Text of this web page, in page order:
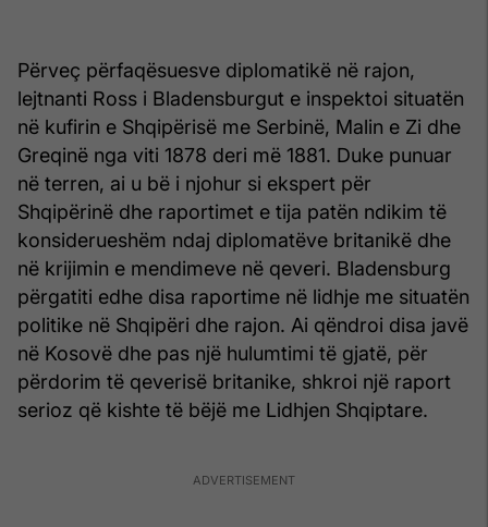
Përveç përfaqësuesve diplomatikë në rajon,
lejtnanti Ross i Bladensburgut e inspektoi situatën
në kufirin e Shqipërisë me Serbinë, Malin e Zi dhe
Greqinë nga viti 1878 deri më 1881. Duke punuar
në terren, ai u bë i njohur si ekspert për
Shqipërinë dhe raportimet e tija patën ndikim të
konsiderueshëm ndaj diplomatëve britanikë dhe
në krijimin e mendimeve në qeveri. Bladensburg
përgatiti edhe disa raportime në lidhje me situatën
politike në Shqipëri dhe rajon. Ai qëndroi disa javë
në Kosovë dhe pas një hulumtimi të gjatë, për
përdorim të qeverisë britanike, shkroi një raport
serioz që kishte të bëjë me Lidhjen Shqiptare.